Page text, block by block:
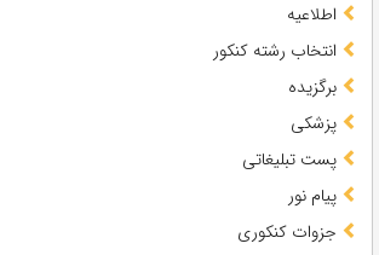
اطلاعیه
انتخاب رشته کنکور
برگزیده
پزشکی
پست تبلیغاتی
پیام نور
جزوات کنکوری